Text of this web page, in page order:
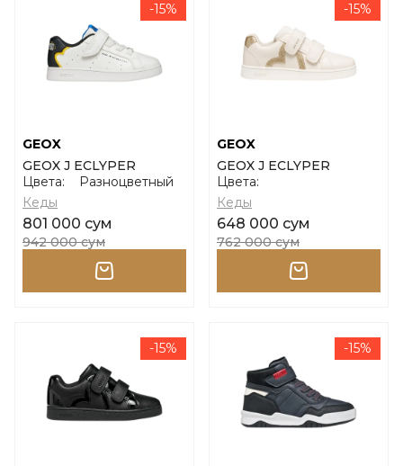
-15%
GEOX
GEOX J ECLYPER
Цвета:
Разноцветный
Кеды
801 000 сум
942 000 сум
-15%
GEOX
GEOX J ECLYPER
Цвета:
Кеды
648 000 сум
762 000 сум
-15% -15%